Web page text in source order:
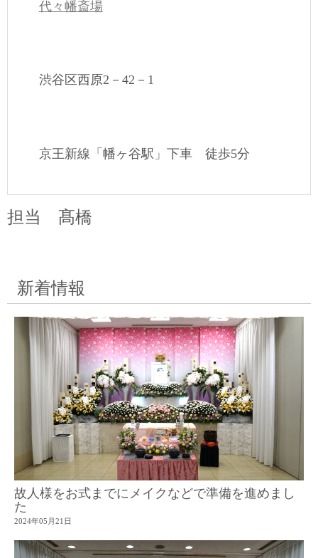
代々幡斎場
渋谷区西原2－42－1
京王新線「幡ヶ谷駅」下車 徒歩5分
担当 髙橋
新着情報
故人様をお式までにメイクなどで準備を進めまし
た
2024年05月21日